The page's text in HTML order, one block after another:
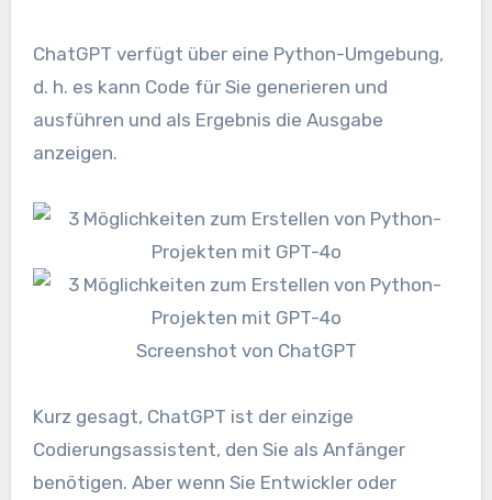
ChatGPT verfügt über eine Python-Umgebung,
d. h. es kann Code für Sie generieren und
ausführen und als Ergebnis die Ausgabe
anzeigen.
Screenshot von ChatGPT
Kurz gesagt, ChatGPT ist der einzige
Codierungsassistent, den Sie als Anfänger
benötigen. Aber wenn Sie Entwickler oder